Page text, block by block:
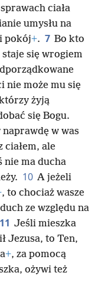
ciała
umysłu na
pokój+. 7 Bo kto
staje się wrogiem
nie może mu się
żyją
się Bogu.
w was
ciałem, ale
nie ma ducha
10 A jeżeli
, to chociaż wasze
ze względu na
11 Jeśli mieszka
Jezusa, to Ten,
+, za pomocą
ożywi też